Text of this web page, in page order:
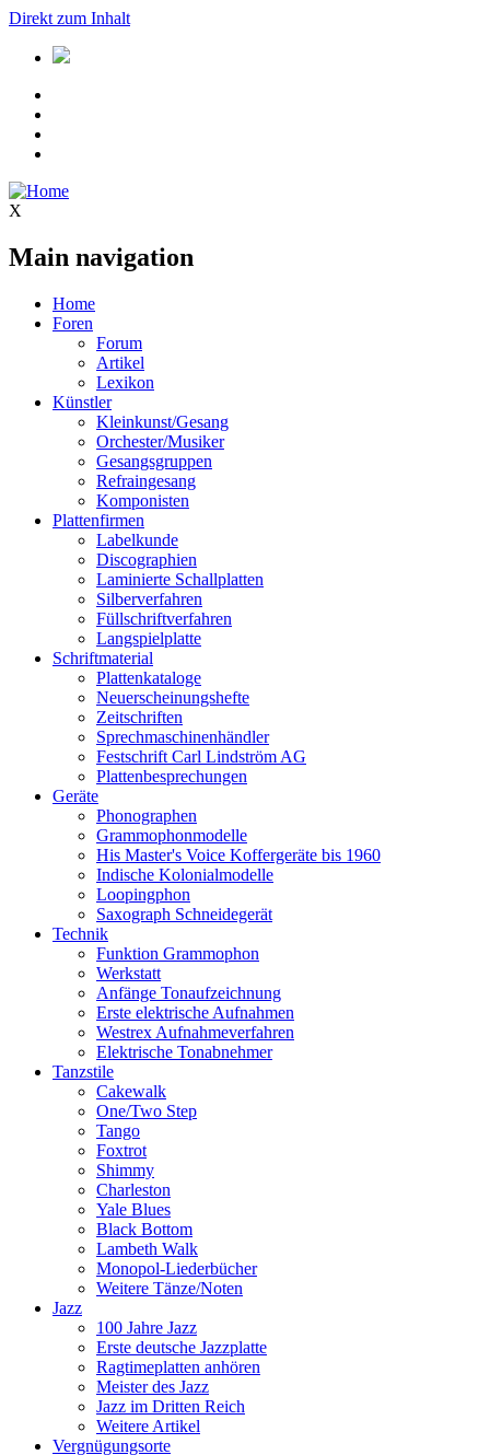
Direkt zum Inhalt
X
Main navigation
Home
Foren
Forum
Artikel
Lexikon
Künstler
Kleinkunst/Gesang
Orchester/Musiker
Gesangsgruppen
Refraingesang
Komponisten
Plattenfirmen
Labelkunde
Discographien
Laminierte Schallplatten
Silberverfahren
Füllschriftverfahren
Langspielplatte
Schriftmaterial
Plattenkataloge
Neuerscheinungshefte
Zeitschriften
Sprechmaschinenhändler
Festschrift Carl Lindström AG
Plattenbesprechungen
Geräte
Phonographen
Grammophonmodelle
His Master's Voice Koffergeräte bis 1960
Indische Kolonialmodelle
Loopingphon
Saxograph Schneidegerät
Technik
Funktion Grammophon
Werkstatt
Anfänge Tonaufzeichnung
Erste elektrische Aufnahmen
Westrex Aufnahmeverfahren
Elektrische Tonabnehmer
Tanzstile
Cakewalk
One/Two Step
Tango
Foxtrot
Shimmy
Charleston
Yale Blues
Black Bottom
Lambeth Walk
Monopol-Liederbücher
Weitere Tänze/Noten
Jazz
100 Jahre Jazz
Erste deutsche Jazzplatte
Ragtimeplatten anhören
Meister des Jazz
Jazz im Dritten Reich
Weitere Artikel
Vergnügungsorte